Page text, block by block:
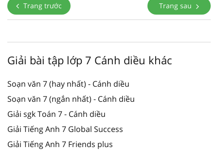
Trang trước Trang sau
Giải bài tập lớp 7 Cánh diều khác
Soạn văn 7 (hay nhất) - Cánh diều
Soạn văn 7 (ngắn nhất) - Cánh diều
Giải sgk Toán 7 - Cánh diều
Giải Tiếng Anh 7 Global Success
Giải Tiếng Anh 7 Friends plus